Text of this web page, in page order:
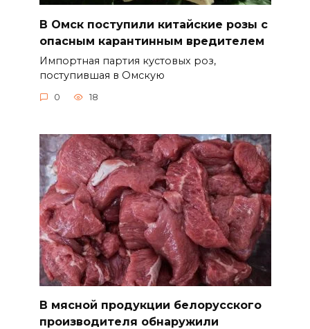
В Омск поступили китайские розы с
опасным карантинным вредителем
Импортная партия кустовых роз,
поступившая в Омскую
0 18
В мясной продукции белорусского
производителя обнаружили